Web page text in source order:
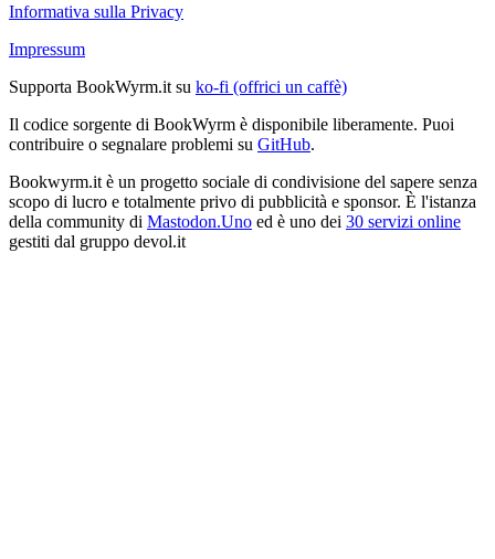
Informativa sulla Privacy
Impressum
Supporta BookWyrm.it su ko-fi (offrici un caffè)
Il codice sorgente di BookWyrm è disponibile liberamente. Puoi
contribuire o segnalare problemi su GitHub.
Bookwyrm.it è un progetto sociale di condivisione del sapere senza
scopo di lucro e totalmente privo di pubblicità e sponsor. È l'istanza
della community di Mastodon.Uno ed è uno dei 30 servizi online
gestiti dal gruppo devol.it